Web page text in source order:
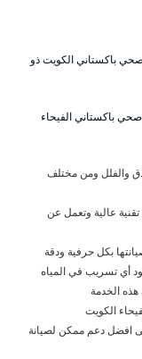
باكستاني الكويت ذو
باكستاني الفيحاء
والفلل ومن مختلف
عالية وتعمل عن
بكل حرفية ودقة
أي تسريب في المياه
الخدمة
الكويت
افضل دعم ممكن لصيانة